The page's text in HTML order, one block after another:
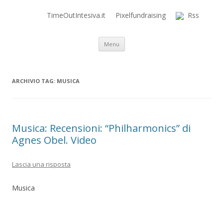
Time Out Intensiva Blog
il tempo e la memoria in terapia intensiva
TimeOutIntesiva.it Pixelfundraising Rss
Menu Vai al contenuto
ARCHIVIO TAG: MUSICA
Musica: Recensioni: “Philharmonics” di
Agnes Obel. Video
Lascia una risposta
Musica